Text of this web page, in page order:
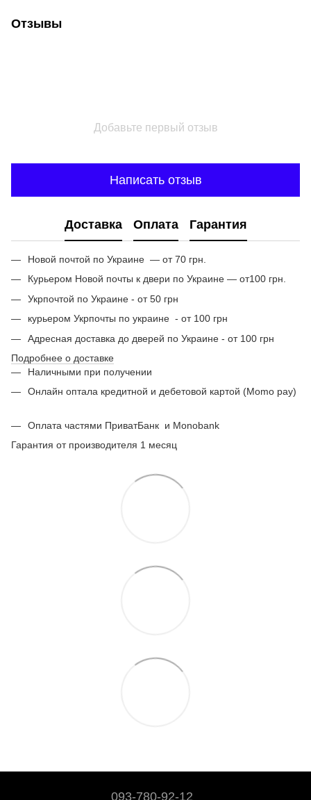
Отзывы
Добавьте первый отзыв
Написать отзыв
Доставка Оплата Гарантия
Новой почтой по Украине — от 70 грн.
Курьером Новой почты к двери по Украине — от100 грн.
Укрпочтой по Украине - от 50 грн
курьером Укрпочты по украине - от 100 грн
Адресная доставка до дверей по Украине - от 100 грн
Подробнее о доставке
Наличными при получении
Онлайн оптала кредитной и дебетовой картой (Momo pay)
Оплата частями ПриватБанк и Monobank
Гарантия от производителя 1 месяц
093-780-92-12